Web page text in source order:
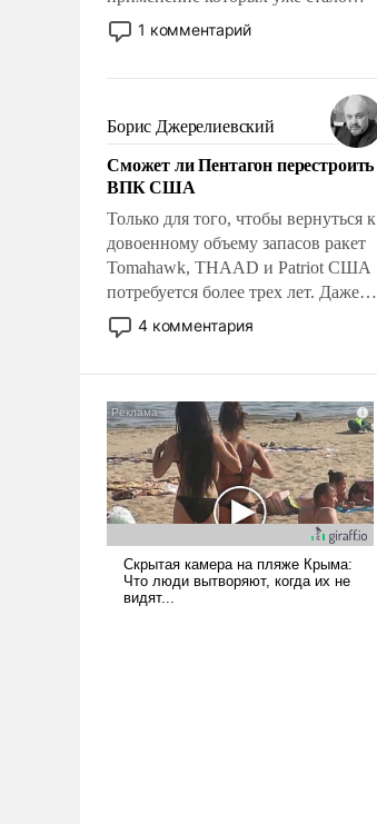
обыденностью. Задача по созданию
такого корабля очень сложна и
реализация радикально поднимет
наши боевые возможности.
1 комментарий
Борис Джерелиевский
Сможет ли Пентагон перестроить
ВПК США
Только для того, чтобы вернуться к
довоенному объему запасов ракет
Tomahawk, THAAD и Patriot США
потребуется более трех лет. Даже
небольшая война с Ираном
опустошила американские
уязвимости США, например, перед
Китаем.
4 комментария